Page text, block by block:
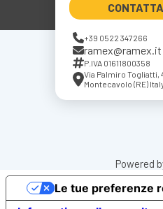
+39 0522 347266
ramex@ramex.it
P.IVA 01611800358
Via Palmiro Togliatti,
Montecavolo (RE)
Powered
Le tue preferenze